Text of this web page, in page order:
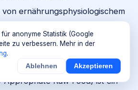
ernährungsphysiologischem
Rohfütterungskonzepte
Appropriate Raw Food) ist ein
anonyme Statistik (Google
zu verbessern. Mehr in der
.
Ablehnen Akzeptieren